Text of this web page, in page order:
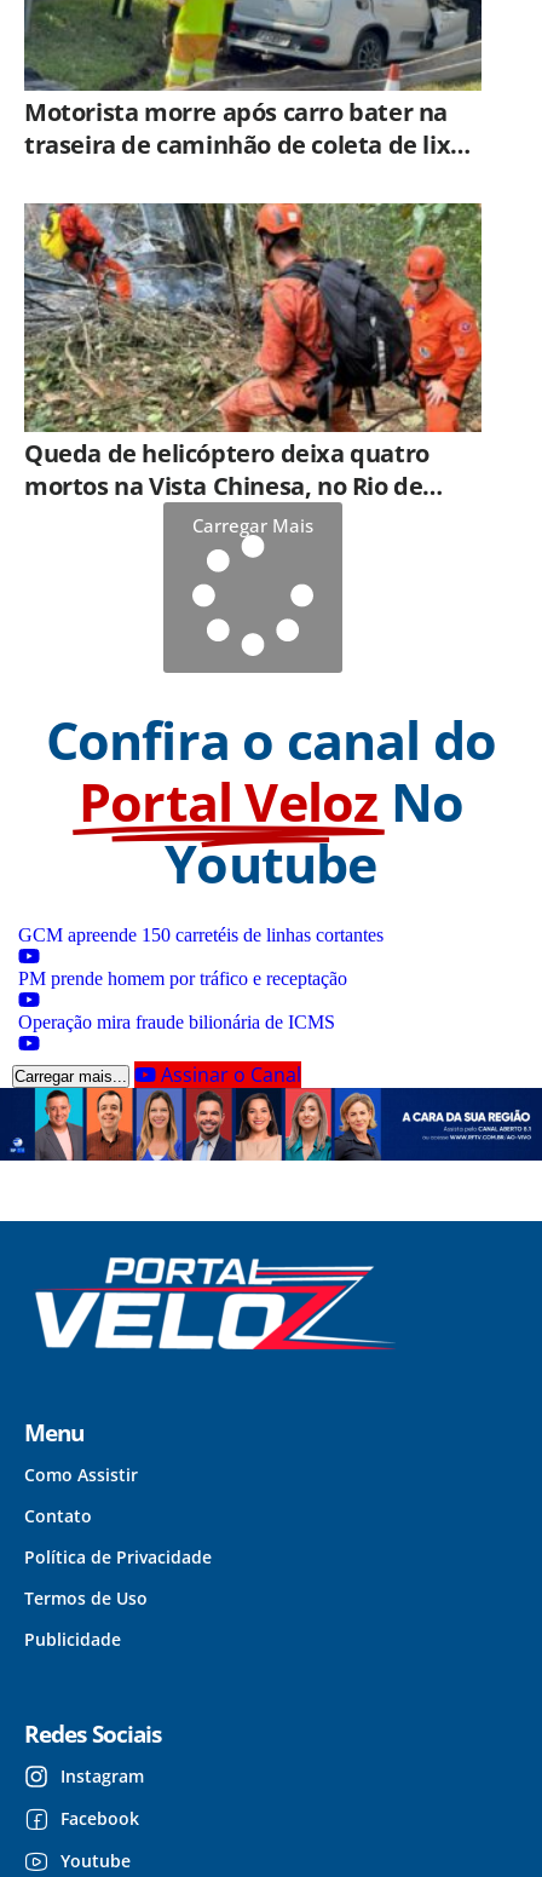
Motorista morre após carro bater na
traseira de caminhão de coleta de lixo
Queda de helicóptero deixa quatro
mortos na Vista Chinesa, no Rio de
Carregar Mais
Confira o canal do
Portal Veloz No
Youtube
GCM apreende 150 carretéis de linhas cortantes
PM prende homem por tráfico e receptação
Operação mira fraude bilionária de ICMS
Carregar mais... Assinar o Canal
Menu
Como Assistir
Contato
Política de Privacidade
Termos de Uso
Publicidade
Redes Sociais
Instagram
Facebook
Youtube